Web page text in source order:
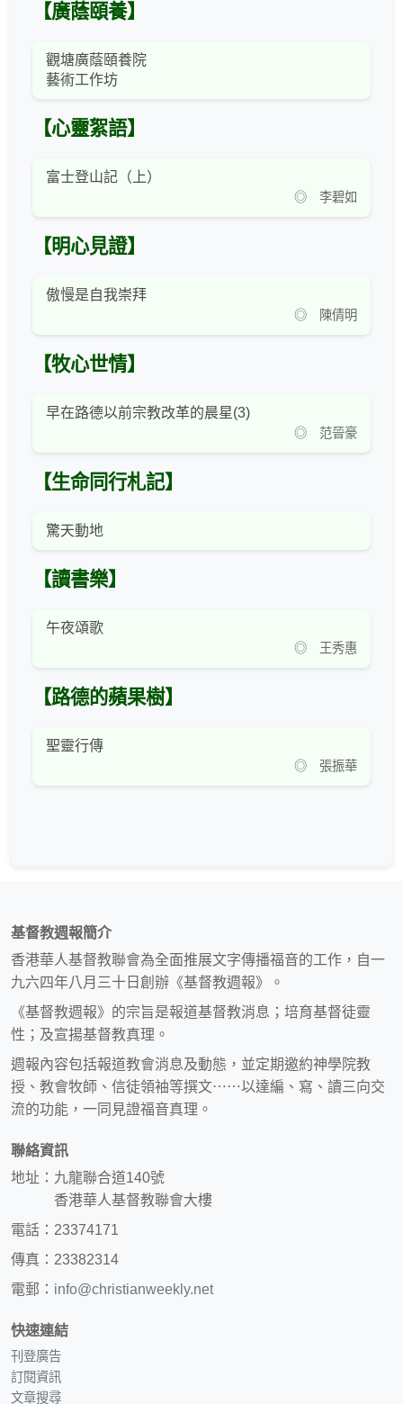
【廣蔭頤養】
觀塘廣蔭頤養院
藝術工作坊
【心靈絮語】
富士登山記（上）
◎ 李碧如
【明心見證】
傲慢是自我崇拜
◎ 陳倩明
【牧心世情】
早在路德以前宗教改革的晨星(3)
◎ 范晉豪
【生命同行札記】
驚天動地
【讀書樂】
午夜頌歌
◎ 王秀惠
【路德的蘋果樹】
聖靈行傳
◎ 張振華
基督教週報簡介
香港華人基督教聯會為全面推展文字傳播福音的工作，自一
九六四年八月三十日創辦《基督教週報》。
《基督教週報》的宗旨是報道基督教消息；培育基督徒靈
性；及宣揚基督教真理。
週報內容包括報道教會消息及動態，並定期邀約神學院教
授、教會牧師、信徒領袖等撰文⋯⋯以達編、寫、讀三向交
流的功能，一同見證福音真理。
聯絡資訊
地址：九龍聯合道140號
香港華人基督教聯會大樓
電話：23374171
傳真：23382314
電郵： info@christianweekly.net
快速連結
刊登廣告
訂閱資訊
文章搜尋